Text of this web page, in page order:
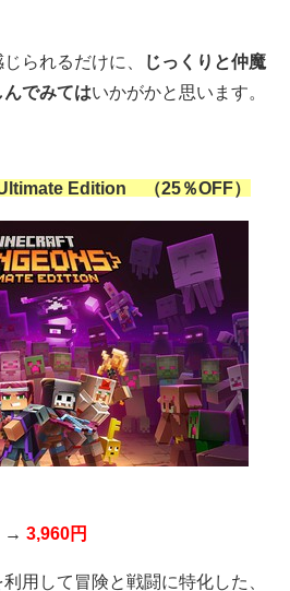
られるだけに、
じっくりと仲魔
でみてはいかがかと思います。
Edition （25％OFF）
→ 3,960円
用して冒険と戦闘に特化した、